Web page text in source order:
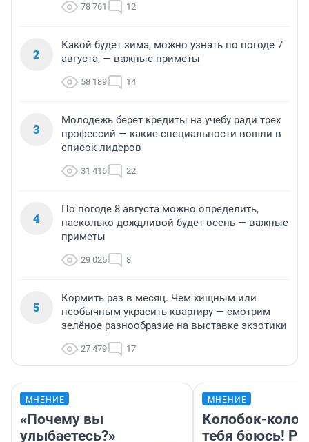
78 761 12
2
Какой будет зима, можно узнать по погоде 7
августа, — важные приметы
58 189 14
3
Молодежь берет кредиты на учебу ради трех
профессий — какие специальности вошли в
список лидеров
31 416 22
4
По погоде 8 августа можно определить,
насколько дождливой будет осень — важные
приметы
29 025 8
5
Кормить раз в месяц. Чем хищным или
необычным украсить квартиру — смотрим
зелёное разнообразие на выставке экзотики
27 479 17
МНЕНИЕ
«Почему вы
улыбаетесь?»
МНЕНИЕ
Колобок-
тебя боюсь!